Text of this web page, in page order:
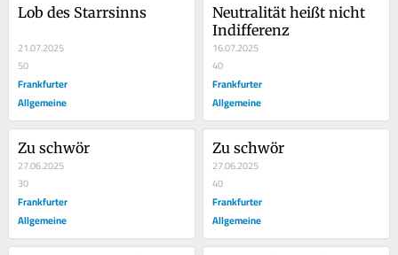
Lob des Starrsinns
21.07.2025
50
Frankfurter
Allgemeine
Neutralität heißt nicht
Indifferenz
16.07.2025
40
Frankfurter
Allgemeine
Zu schwör
27.06.2025
30
Frankfurter
Allgemeine
Zu schwör
27.06.2025
40
Frankfurter
Allgemeine